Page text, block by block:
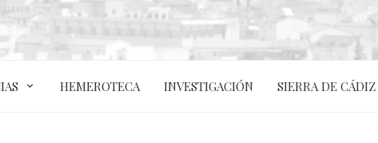
HEMEROTECA INVESTIGACIÓN SIERRA DE CÁDIZ